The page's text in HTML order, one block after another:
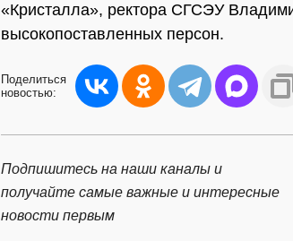
«Кристалла», ректора СГСЭУ
высокопоставленных персон.
Поделиться
новостью:
Подпишитесь на наши каналы и
получайте самые важные и интересные
новости первым